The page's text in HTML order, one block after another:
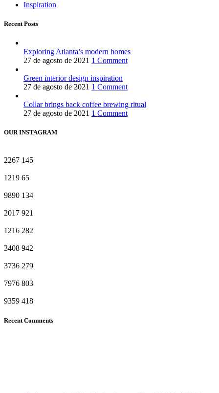
Inspiration
Recent Posts
Exploring Atlanta’s modern homes
27 de agosto de 2021 1 Comment
Green interior design inspiration
27 de agosto de 2021 1 Comment
Collar brings back coffee brewing ritual
27 de agosto de 2021 1 Comment
OUR INSTAGRAM
2267 145
1219 65
9890 134
2017 921
1216 282
3408 942
3736 279
7976 803
9359 418
Recent Comments